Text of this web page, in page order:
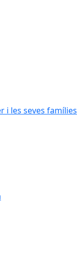
i les seves famílies